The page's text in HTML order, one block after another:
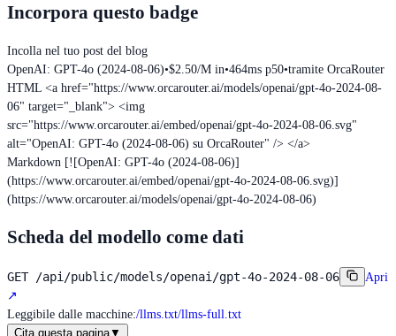
Incorpora questo badge
Incolla nel tuo post del blog
OpenAI: GPT-4o (2024-08-06)•$2.50/M in•464ms p50•tramite OrcaRouter
HTML <a href="https://www.orcarouter.ai/models/openai/gpt-4o-2024-08-
06" target="_blank"> <img
src="https://www.orcarouter.ai/embed/openai/gpt-4o-2024-08-06.svg"
alt="OpenAI: GPT-4o (2024-08-06) su OrcaRouter" /> </a>
Markdown [![OpenAI: GPT-4o (2024-08-06)]
(https://www.orcarouter.ai/embed/openai/gpt-4o-2024-08-06.svg)]
(https://www.orcarouter.ai/models/openai/gpt-4o-2024-08-06)
Scheda del modello come dati
GET /api/public/models/openai/gpt-4o-2024-08-06
Apri
↗
Leggibile dalle macchine:/llms.txt/llms-full.txt
Cita questa pagina▼